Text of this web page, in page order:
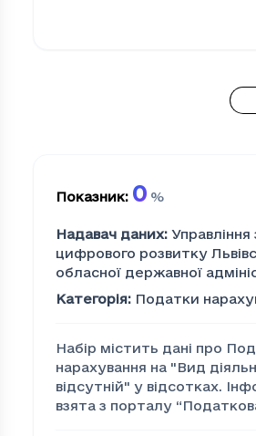
Показник: 0 %
Надавач даних: Управління
цифрового розвитку
обласної державної
Категорія: Податки
Набір містить дані про
нарахування на "Вид
відсутній" у відсотках.
взята з порталу